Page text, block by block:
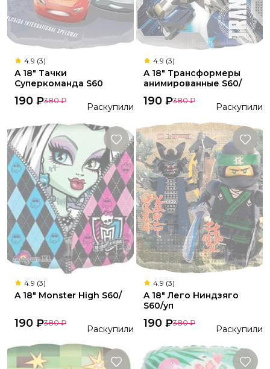
4.9 (3)
A 18" Тачки
Суперкоманда S60
190 ₽380 ₽
Раскупили
4.9 (3)
A 18" Трансформеры
анимированные S60/
190 ₽380 ₽
Раскупили
4.9 (3)
A 18" Monster High S60/
190 ₽380 ₽
Раскупили
4.9 (3)
A 18" Лего Ниндзяго
S60/уп
190 ₽380 ₽
Раскупили